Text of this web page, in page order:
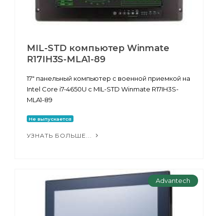
MIL-STD компьютер Winmate
R17IH3S-MLA1-89
17" панельный компьютер с военной приемкой на
Intel Core i7-4650U с MIL-STD Winmate R17IH3S-
MLA1-89
Не выпускается
УЗНАТЬ БОЛЬШЕ...
Advantech